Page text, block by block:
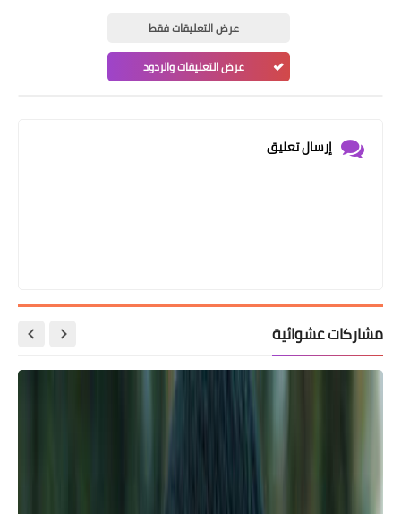
عرض التعليقات فقط
عرض التعليقات والردود
إرسال تعليق
مشاركات عشوائية